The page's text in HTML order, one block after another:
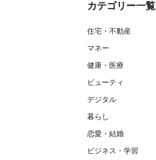
カテゴリー一覧
住宅・不動産
マネー
健康・医療
ビューティ
デジタル
暮らし
恋愛・結婚
ビジネス・学習